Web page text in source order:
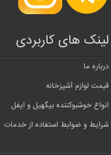
لینک های کاربردی
درباره ما
قیمت لوازم آشپزخانه
انواع خوشبوکننده بیگهیل و ایفل
شرایط و ضوابط استفاده از خدمات